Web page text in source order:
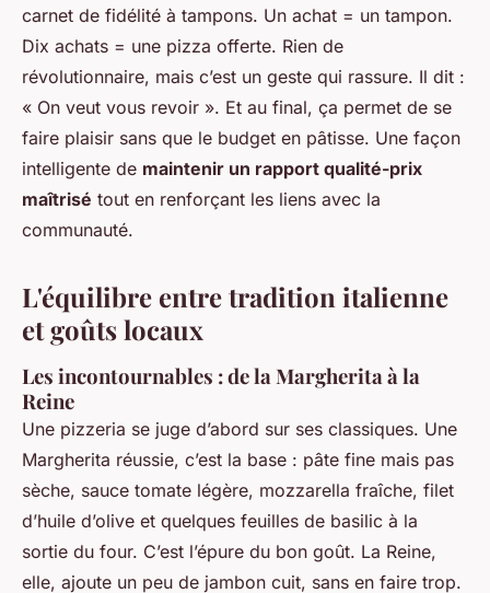
carnet de fidélité à tampons. Un achat = un tampon.
Dix achats = une pizza offerte. Rien de
révolutionnaire, mais c’est un geste qui rassure. Il dit :
« On veut vous revoir ». Et au final, ça permet de se
faire plaisir sans que le budget en pâtisse. Une façon
intelligente de maintenir un rapport qualité-prix
maîtrisé tout en renforçant les liens avec la
communauté.
L'équilibre entre tradition italienne
et goûts locaux
Les incontournables : de la Margherita à la
Reine
Une pizzeria se juge d’abord sur ses classiques. Une
Margherita réussie, c’est la base : pâte fine mais pas
sèche, sauce tomate légère, mozzarella fraîche, filet
d’huile d’olive et quelques feuilles de basilic à la
sortie du four. C’est l’épure du bon goût. La Reine,
elle, ajoute un peu de jambon cuit, sans en faire trop.